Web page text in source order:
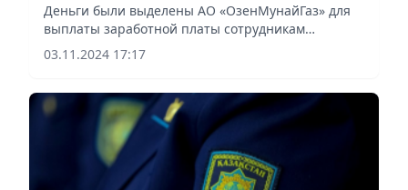
Деньги были выделены АО «ОзенМунайГаз» для
выплаты заработной платы сотрудникам
компании, сообщаeт Vecher.kz.
03.11.2024 17:17